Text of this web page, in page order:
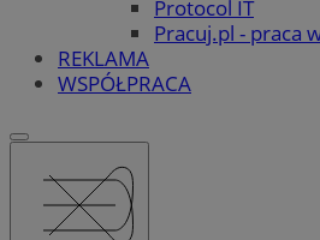
Protocol IT
Pracuj.pl - praca
REKLAMA
WSPÓŁPRACA